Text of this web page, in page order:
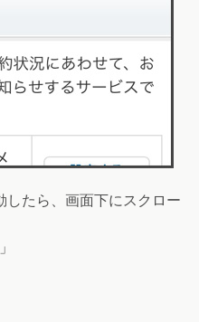
したら、画面下にスクロー
」